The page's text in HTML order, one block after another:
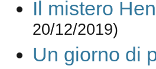
Il mistero
20/12/2019)
Un giorno di